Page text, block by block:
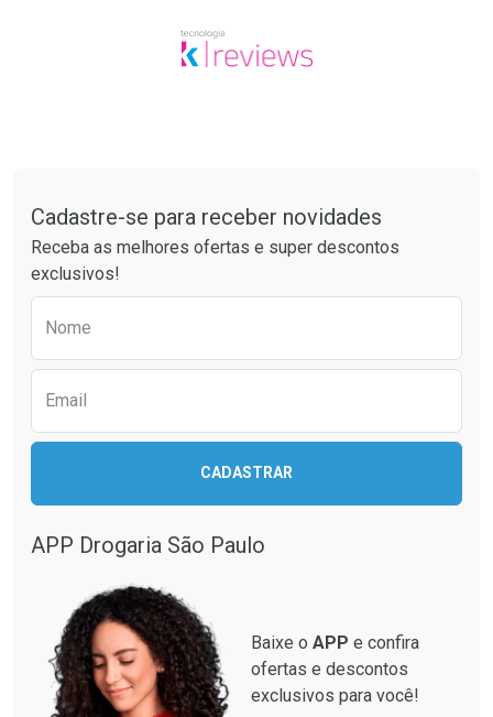
Cadastre-se para receber novidades
Receba as melhores ofertas e super descontos
exclusivos!
Nome
Email
CADASTRAR
APP Drogaria São Paulo
Baixe o APP e confira
ofertas e descontos
exclusivos para você!